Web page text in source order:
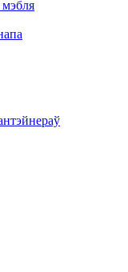
мэбля